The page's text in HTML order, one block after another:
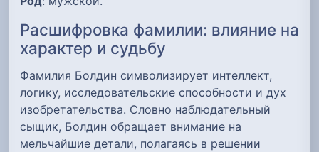
Расшифровка фамилии: влияние на
характер и судьбу
Фамилия Болдин символизирует интеллект,
логику, исследовательские способности и дух
изобретательства. Словно наблюдательный
сыщик, Болдин обращает внимание на
мельчайшие детали, полагаясь в решении